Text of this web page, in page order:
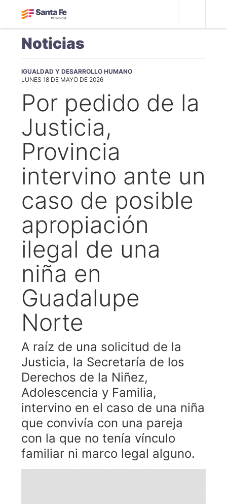
Noticias
IGUALDAD Y DESARROLLO HUMANO
LUNES 18 DE MAYO DE 2026
Por pedido de la
Justicia,
Provincia
intervino ante un
caso de posible
apropiación
ilegal de una
niña en
Guadalupe
Norte
A raíz de una solicitud de la
Justicia, la Secretaría de los
Derechos de la Niñez,
Adolescencia y Familia,
intervino en el caso de una niña
que convivía con una pareja
con la que no tenía vínculo
familiar ni marco legal alguno.